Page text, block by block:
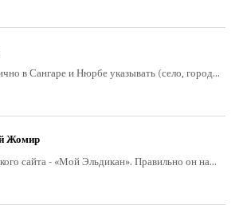
в Сангаре и Нюрбе указывать (село, город...
Жомир
сайта - «Мой Эльдикан». Правильно он на...